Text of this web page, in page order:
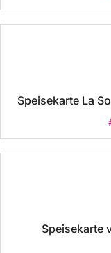
Speisekarte La
Speisekarte